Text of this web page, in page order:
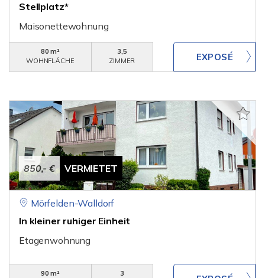
Stellplatz*
Maisonettewohnung
80 m²
WOHNFLÄCHE
3,5
ZIMMER
850,- € VERMIETET
Mörfelden-Walldorf
In kleiner ruhiger Einheit
Etagenwohnung
90 m²
3